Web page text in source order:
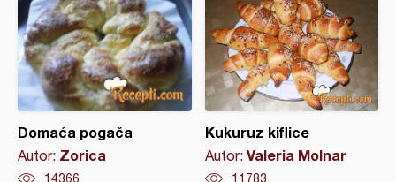
Domaća pogača
Autor: Zorica
14366
Kukuruz kiflice
Autor: Valeria Molnar
11783